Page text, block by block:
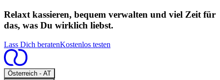
Relaxt kassieren, bequem verwalten und viel Zeit für
das, was Du wirklich liebst.
Lass Dich beratenKostenlos testen
Österreich - ATOpen